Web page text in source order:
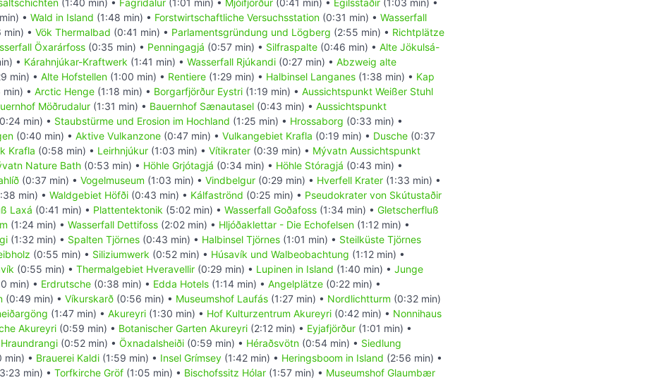
• Wald in Island (1:48 min) • Forstwirtschaftliche Versuchsstation (0:31 min) • Wasserfall
min) • Vök Thermalbad (0:41 min) • Parlamentsgründung und Lögberg (2:55 min) • Richtplätze
Öxarárfoss (0:35 min) • Penningagjá (0:57 min) • Silfraspalte (0:46 min) • Alte Jökulsá-
• Kárahnjúkar-Kraftwerk (1:41 min) • Wasserfall Rjúkandi (0:27 min) • Abzweig alte
min) • Alte Hofstellen (1:00 min) • Rentiere (1:29 min) • Halbinsel Langanes (1:38 min) • Kap
min) • Arctic Henge (1:18 min) • Borgarfjörður Eystri (1:19 min) • Aussichtspunkt Weißer Stuhl
Möðrudalur (1:31 min) • Bauernhof Sænautasel (0:43 min) • Aussichtspunkt
min) • Staubstürme und Erosion im Hochland (1:25 min) • Hrossaborg (0:33 min) •
(0:40 min) • Aktive Vulkanzone (0:47 min) • Vulkangebiet Krafla (0:19 min) • Dusche (0:37
Krafla (0:58 min) • Leirhnjúkur (1:03 min) • Vítikrater (0:39 min) • Mývatn Aussichtspunkt
Nature Bath (0:53 min) • Höhle Grjótagjá (0:34 min) • Höhle Stóragjá (0:43 min) •
(0:37 min) • Vogelmuseum (1:03 min) • Vindbelgur (0:29 min) • Hverfell Krater (1:33 min) •
min) • Waldgebiet Höfði (0:43 min) • Kálfaströnd (0:25 min) • Pseudokrater von Skútustaðir
Laxá (0:41 min) • Plattentektonik (5:02 min) • Wasserfall Goðafoss (1:34 min) • Gletscherfluß
(1:24 min) • Wasserfall Dettifoss (2:02 min) • Hljóðaklettar - Die Echofelsen (1:12 min) •
(1:32 min) • Spalten Tjörnes (0:43 min) • Halbinsel Tjörnes (1:01 min) • Steilküste Tjörnes
(0:55 min) • Siliziumwerk (0:52 min) • Húsavík und Walbeobachtung (1:12 min) •
(0:55 min) • Thermalgebiet Hveravellir (0:29 min) • Lupinen in Island (1:40 min) • Junge
min) • Erdrutsche (0:38 min) • Edda Hotels (1:14 min) • Angelplätze (0:22 min) •
(0:49 min) • Víkurskarð (0:56 min) • Museumshof Laufás (1:27 min) • Nordlichtturm (0:32 min)
(1:47 min) • Akureyri (1:30 min) • Hof Kulturzentrum Akureyri (0:42 min) • Nonnihaus
Akureyri (0:59 min) • Botanischer Garten Akureyri (2:12 min) • Eyjafjörður (1:01 min) •
(0:52 min) • Öxnadalsheiði (0:59 min) • Héraðsvötn (0:54 min) • Siedlung
min) • Brauerei Kaldi (1:59 min) • Insel Grímsey (1:42 min) • Heringsboom in Island (2:56 min) •
min) • Torfkirche Gröf (1:05 min) • Bischofssitz Hólar (1:57 min) • Museumshof Glaumbær